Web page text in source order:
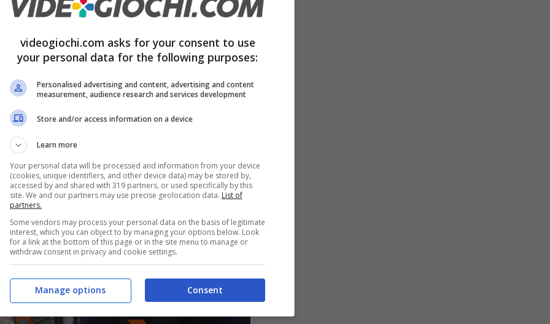
di fare esperienze uniche e di sentirci
tutti veramente speciali
oggi
molto interessante che riguarda
permetterà agli utenti di tutto il mondo di
sicuramente vi svolterà la giornata,
per riprendere quanto detto sopra,vi farà
videogiochi.com asks for your consent to use
your personal data for the following purposes:
Personalised advertising and content, advertising and content
measurement, audience research and services development
Store and/or access information on a device
Learn more
Your personal data will be processed and information from your device
(cookies, unique identifiers, and other device data) may be stored by,
accessed by and shared with 319 partners, or used specifically by this
site. We and our partners may use precise geolocation data. List of
partners.
Some vendors may process your personal data on the basis of legitimate
interest, which you can object to by managing your options below. Look
for a link at the bottom of this page or in the site menu to manage or
withdraw consent in privacy and cookie settings.
Consent
Manage options